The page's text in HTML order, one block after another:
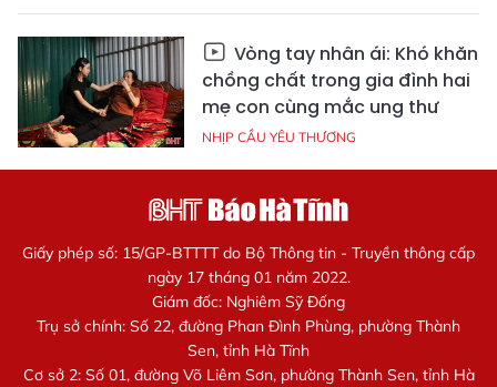
Vòng tay nhân ái: Khó khăn
chồng chất trong gia đình hai
mẹ con cùng mắc ung thư
NHỊP CẦU YÊU THƯƠNG
Giấy phép số: 15/GP-BTTTT do Bộ Thông tin - Truyền thông cấp
ngày 17 tháng 01 năm 2022.
Giám đốc: Nghiêm Sỹ Đống
Trụ sở chính: Số 22, đường Phan Đình Phùng, phường Thành
Sen, tỉnh Hà Tĩnh
Cơ sở 2: Số 01, đường Võ Liêm Sơn, phường Thành Sen, tỉnh Hà